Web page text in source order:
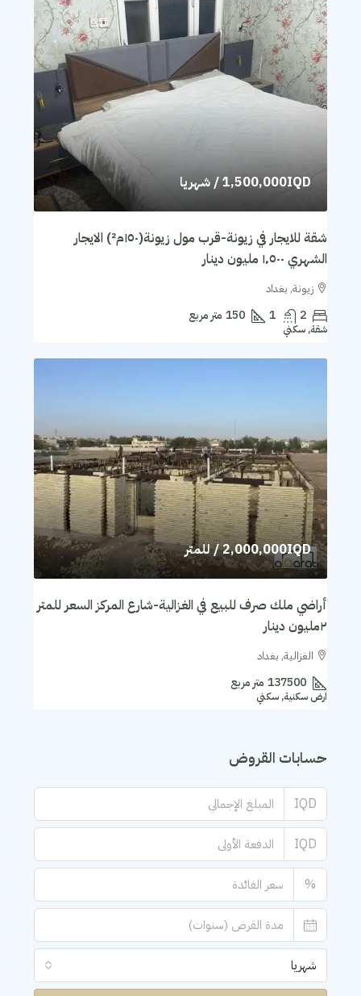
1,500,000IQD/ شهريا
شقة للايجار في زيونة-قرب مول زيونة(١٥٠م²) الايجار
الشهري ١٬٥٠٠ مليون دينار
زيونة, بغداد
2
1
150 متر مربع
شقة, سكني
2,000,000IQD/ للمتر
أراضي ملك صرف للبيع في الغزالية-شارع المركز السعر للمتر
٢مليون دينار
الغزالية, بغداد
137500 متر مربع
ارض سكنية, سكني
حسابات القروض
IQD
IQD
%
شهريا